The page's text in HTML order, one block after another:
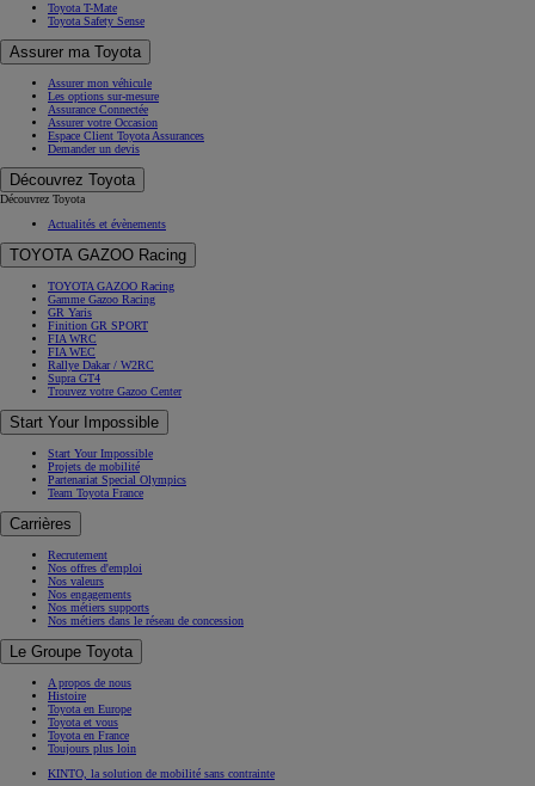
Toyota T-Mate
Toyota Safety Sense
Assurer ma Toyota
Assurer mon véhicule
Les options sur-mesure
Assurance Connectée
Assurer votre Occasion
Espace Client Toyota Assurances
Demander un devis
Découvrez Toyota
Découvrez Toyota
Actualités et évènements
TOYOTA GAZOO Racing
TOYOTA GAZOO Racing
Gamme Gazoo Racing
GR Yaris
Finition GR SPORT
FIA WRC
FIA WEC
Rallye Dakar / W2RC
Supra GT4
Trouvez votre Gazoo Center
Start Your Impossible
Start Your Impossible
Projets de mobilité
Partenariat Special Olympics
Team Toyota France
Carrières
Recrutement
Nos offres d'emploi
Nos valeurs
Nos engagements
Nos métiers supports
Nos métiers dans le réseau de concession
Le Groupe Toyota
A propos de nous
Histoire
Toyota en Europe
Toyota et vous
Toyota en France
Toujours plus loin
KINTO, la solution de mobilité sans contrainte